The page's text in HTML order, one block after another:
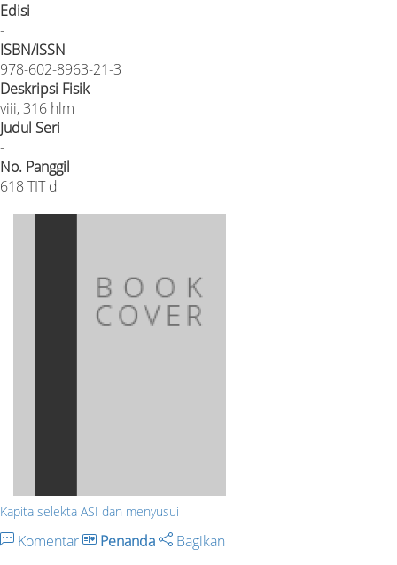
Edisi
-
ISBN/ISSN
978-602-8963-21-3
Deskripsi Fisik
viii, 316 hlm
Judul Seri
-
No. Panggil
618 TIT d
Kapita selekta ASI dan menyusui
Komentar Penanda Bagikan